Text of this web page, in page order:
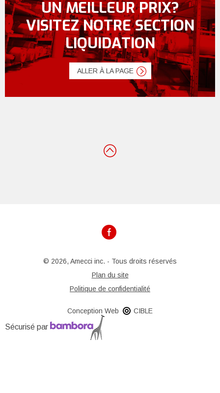
UN MEILLEUR PRIX?
VISITEZ NOTRE SECTION
LIQUIDATION
ALLER À LA PAGE
© 2026, Amecci inc. - Tous droits réservés
Plan du site
Politique de confidentialité
Conception Web CIBLE
Sécurisé par